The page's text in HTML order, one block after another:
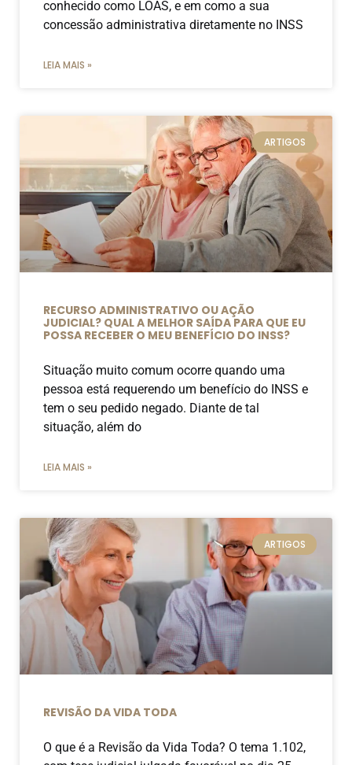
conhecido como LOAS, e em como a sua
concessão administrativa diretamente no INSS
LEIA MAIS »
ARTIGOS
RECURSO ADMINISTRATIVO OU AÇÃO
JUDICIAL? QUAL A MELHOR SAÍDA PARA QUE EU
POSSA RECEBER O MEU BENEFÍCIO DO INSS?
Situação muito comum ocorre quando uma
pessoa está requerendo um benefício do INSS e
tem o seu pedido negado. Diante de tal
situação, além do
LEIA MAIS »
ARTIGOS
REVISÃO DA VIDA TODA
O que é a Revisão da Vida Toda? O tema 1.102,